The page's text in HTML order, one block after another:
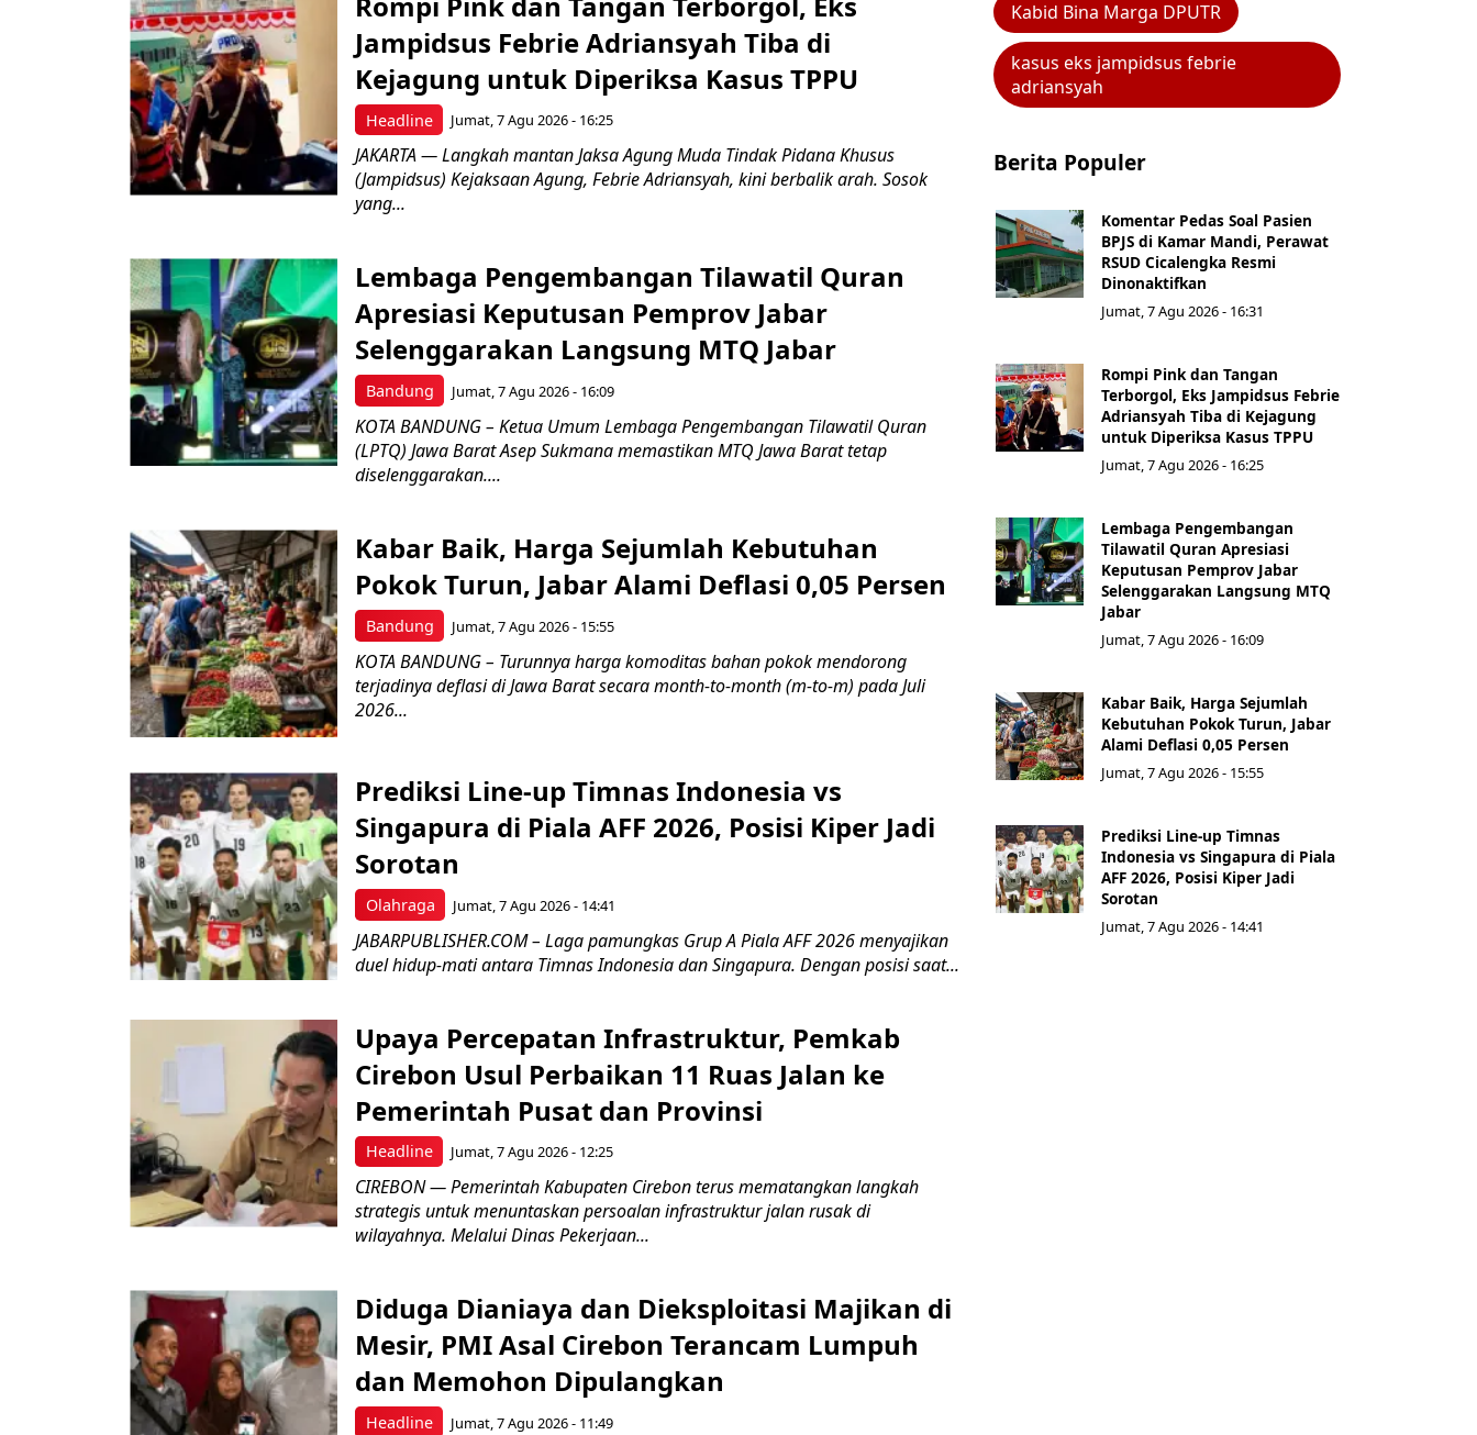
Headline
Jampidsus Febrie Adriansyah Tiba di
Kejagung untuk Diperiksa Kasus TPPU
Jumat, 7 Agu 2026 - 16:25
JAKARTA — Langkah mantan Jaksa Agung Muda Tindak Pidana Khusus
(Jampidsus) Kejaksaan Agung, Febrie Adriansyah, kini berbalik arah. Sosok
yang...
Bandung
Lembaga Pengembangan Tilawatil Quran
Apresiasi Keputusan Pemprov Jabar
Selenggarakan Langsung MTQ Jabar
Jumat, 7 Agu 2026 - 16:09
KOTA BANDUNG – Ketua Umum Lembaga Pengembangan Tilawatil Quran
(LPTQ) Jawa Barat Asep Sukmana memastikan MTQ Jawa Barat tetap
diselenggarakan....
Bandung
Kabar Baik, Harga Sejumlah Kebutuhan
Pokok Turun, Jabar Alami Deflasi 0,05 Persen
Jumat, 7 Agu 2026 - 15:55
KOTA BANDUNG – Turunnya harga komoditas bahan pokok mendorong
terjadinya deflasi di Jawa Barat secara month-to-month (m-to-m) pada Juli
2026...
Olahraga
Prediksi Line-up Timnas Indonesia vs
Singapura di Piala AFF 2026, Posisi Kiper Jadi
Sorotan
Jumat, 7 Agu 2026 - 14:41
JABARPUBLISHER.COM – Laga pamungkas Grup A Piala AFF 2026 menyajikan
duel hidup-mati antara Timnas Indonesia dan Singapura. Dengan posisi saat...
Headline
Upaya Percepatan Infrastruktur, Pemkab
Cirebon Usul Perbaikan 11 Ruas Jalan ke
Pemerintah Pusat dan Provinsi
Jumat, 7 Agu 2026 - 12:25
CIREBON — Pemerintah Kabupaten Cirebon terus mematangkan langkah
strategis untuk menuntaskan persoalan infrastruktur jalan rusak di
wilayahnya. Melalui Dinas Pekerjaan...
Headline
Diduga Dianiaya dan Dieksploitasi Majikan di
Mesir, PMI Asal Cirebon Terancam Lumpuh
dan Memohon Dipulangkan
Jumat, 7 Agu 2026 - 11:49
Kabid Bina Marga DPUTR
kasus eks jampidsus febrie
adriansyah
Berita Populer
Komentar Pedas Soal Pasien
BPJS di Kamar Mandi, Perawat
RSUD Cicalengka Resmi
Dinonaktifkan
Jumat, 7 Agu 2026 - 16:31
Rompi Pink dan Tangan
Terborgol, Eks Jampidsus Febrie
Adriansyah Tiba di Kejagung
untuk Diperiksa Kasus TPPU
Jumat, 7 Agu 2026 - 16:25
Lembaga Pengembangan
Tilawatil Quran Apresiasi
Keputusan Pemprov Jabar
Selenggarakan Langsung MTQ
Jabar
Jumat, 7 Agu 2026 - 16:09
Kabar Baik, Harga Sejumlah
Kebutuhan Pokok Turun, Jabar
Alami Deflasi 0,05 Persen
Jumat, 7 Agu 2026 - 15:55
Prediksi Line-up Timnas
Indonesia vs Singapura di Piala
AFF 2026, Posisi Kiper Jadi
Sorotan
Jumat, 7 Agu 2026 - 14:41